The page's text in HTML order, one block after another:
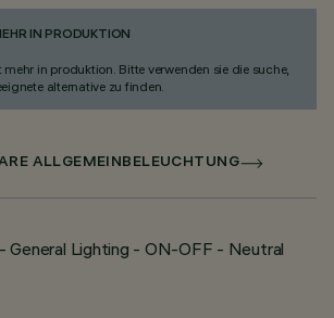
IN PRODUKTION
in produktion. Bitte verwenden sie die suche,
alternative zu finden.
ALLGEMEINBELEUCHTUNG
General Lighting - ON-OFF - Neutral